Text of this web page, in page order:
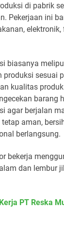
di pabrik
Pekerjaan ini
elektronik,
biasanya
produksi sesuai
kualitas
barang
agar berjalan
aman,
berlangsung.
bekerja
dan lembur
PT Reska